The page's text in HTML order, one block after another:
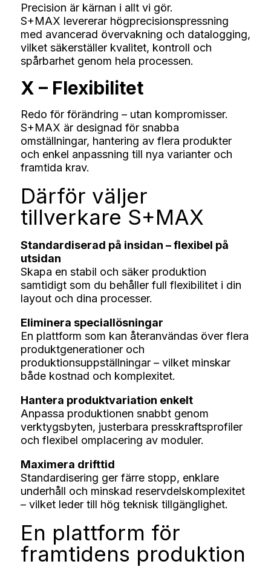
Precision är kärnan i allt vi gör.
S+MAX levererar högprecisionspressning
med avancerad övervakning och datalogging,
vilket säkerställer kvalitet, kontroll och
spårbarhet genom hela processen.
X – Flexibilitet
Redo för förändring – utan kompromisser.
S+MAX är designad för snabba
omställningar, hantering av flera produkter
och enkel anpassning till nya varianter och
framtida krav.
Därför väljer
tillverkare S+MAX
Standardiserad på insidan – flexibel på
utsidan
Skapa en stabil och säker produktion
samtidigt som du behåller full flexibilitet i din
layout och dina processer.
Eliminera speciallösningar
En plattform som kan återanvändas över flera
produktgenerationer och
produktionsuppställningar – vilket minskar
både kostnad och komplexitet.
Hantera produktvariation enkelt
Anpassa produktionen snabbt genom
verktygsbyten, justerbara presskraftsprofiler
och flexibel omplacering av moduler.
Maximera drifttid
Standardisering ger färre stopp, enklare
underhåll och minskad reservdelskomplexitet
– vilket leder till hög teknisk tillgänglighet.
En plattform för
framtidens produktion